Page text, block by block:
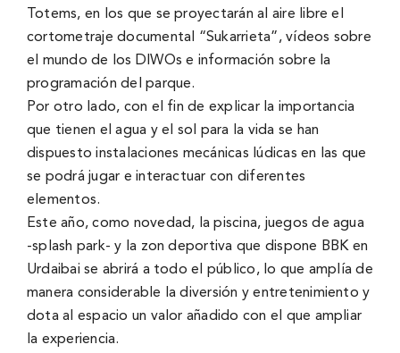
Totems, en los que se proyectarán al aire libre el
cortometraje documental “Sukarrieta”, vídeos sobre
el mundo de los DIWOs e información sobre la
programación del parque.
Por otro lado, con el fin de explicar la importancia
que tienen el agua y el sol para la vida se han
dispuesto instalaciones mecánicas lúdicas en las que
se podrá jugar e interactuar con diferentes
elementos.
Este año, como novedad, la piscina, juegos de agua
-splash park- y la zon deportiva que dispone BBK en
Urdaibai se abrirá a todo el público, lo que amplía de
manera considerable la diversión y entretenimiento y
dota al espacio un valor añadido con el que ampliar
la experiencia.